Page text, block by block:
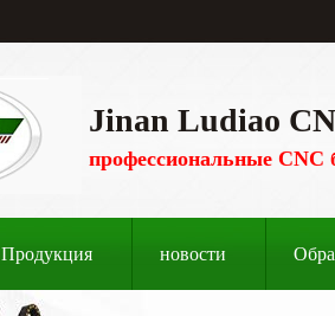
Jinan Ludiao
профессиональные CNC
Продукция новости